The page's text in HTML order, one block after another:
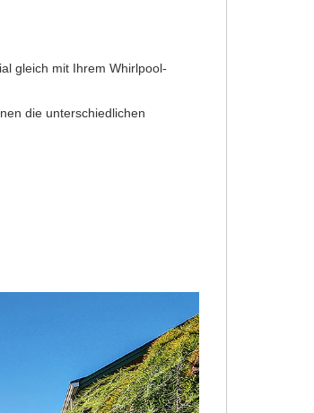
gleich mit Ihrem Whirlpool-
die unterschiedlichen